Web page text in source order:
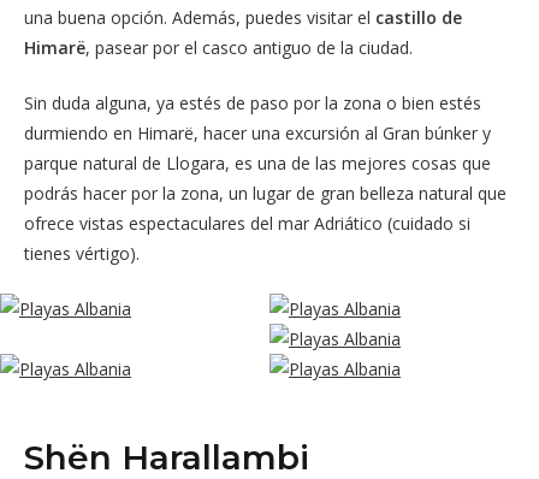
una buena opción. Además, puedes visitar el castillo de
Himarë, pasear por el casco antiguo de la ciudad.
Sin duda alguna, ya estés de paso por la zona o bien estés
durmiendo en Himarë, hacer una excursión al Gran búnker y
parque natural de Llogara, es una de las mejores cosas que
podrás hacer por la zona, un lugar de gran belleza natural que
ofrece vistas espectaculares del mar Adriático (cuidado si
tienes vértigo).
Shën Harallambi